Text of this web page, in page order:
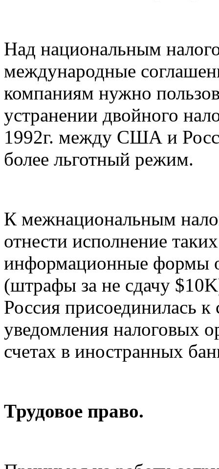
Над национальным
международные
компаниям нужно
устранении двойного
1992г. между США и
более льготный режим.
К межнациональным
отнести исполнение
информационные формы
(штрафы за не сдачу
Россия присоединилась к
уведомления налоговых
счетах в иностранных
Трудовое право.